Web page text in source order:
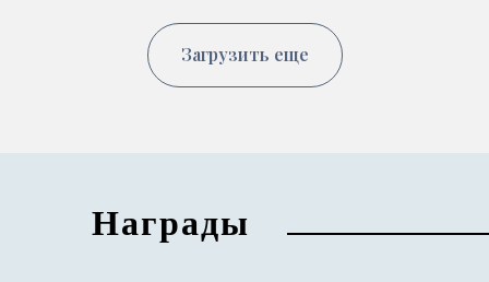
Загрузить еще
Награды